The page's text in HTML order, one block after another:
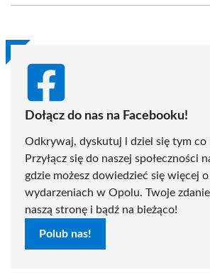
(Twitter)
Dołącz do nas na Facebooku!
Odkrywaj, dyskutuj i dziel się tym co
Przyłącz się do naszej społeczności
gdzie możesz dowiedzieć się więcej
wydarzeniach w Opolu. Twoje
naszą stronę i bądź na bieżąco!
Polub nas!